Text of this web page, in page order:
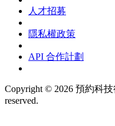
人才招募
隱私權政策
API 合作計劃
Copyright © 2026 預約科
reserved.